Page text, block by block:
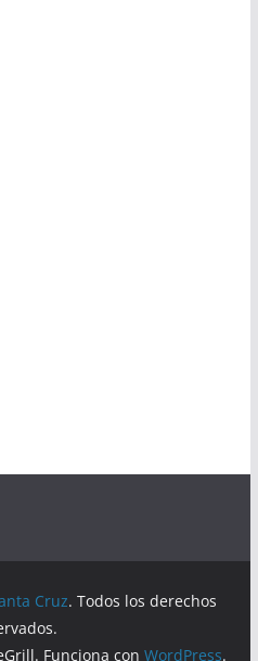
Cruz. Todos los derechos
Funciona conWordPress.